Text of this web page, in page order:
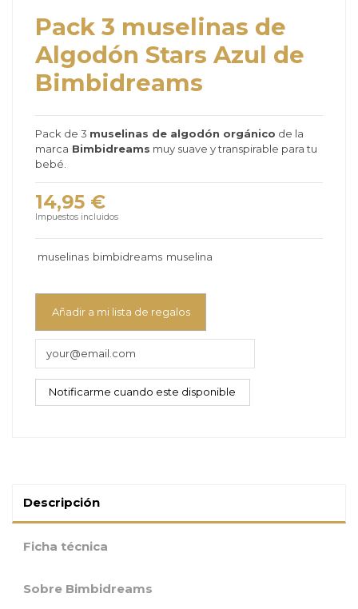
Pack 3 muselinas de
Algodón Stars Azul de
Bimbidreams
Pack de 3 muselinas de algodón orgánico de la
marca Bimbidreams muy suave y transpirable para tu
bebé.
14,95 €
Impuestos incluidos
muselinas bimbidreams muselina
Añadir a mi lista de regalos
Descripción
Ficha técnica
Sobre Bimbidreams